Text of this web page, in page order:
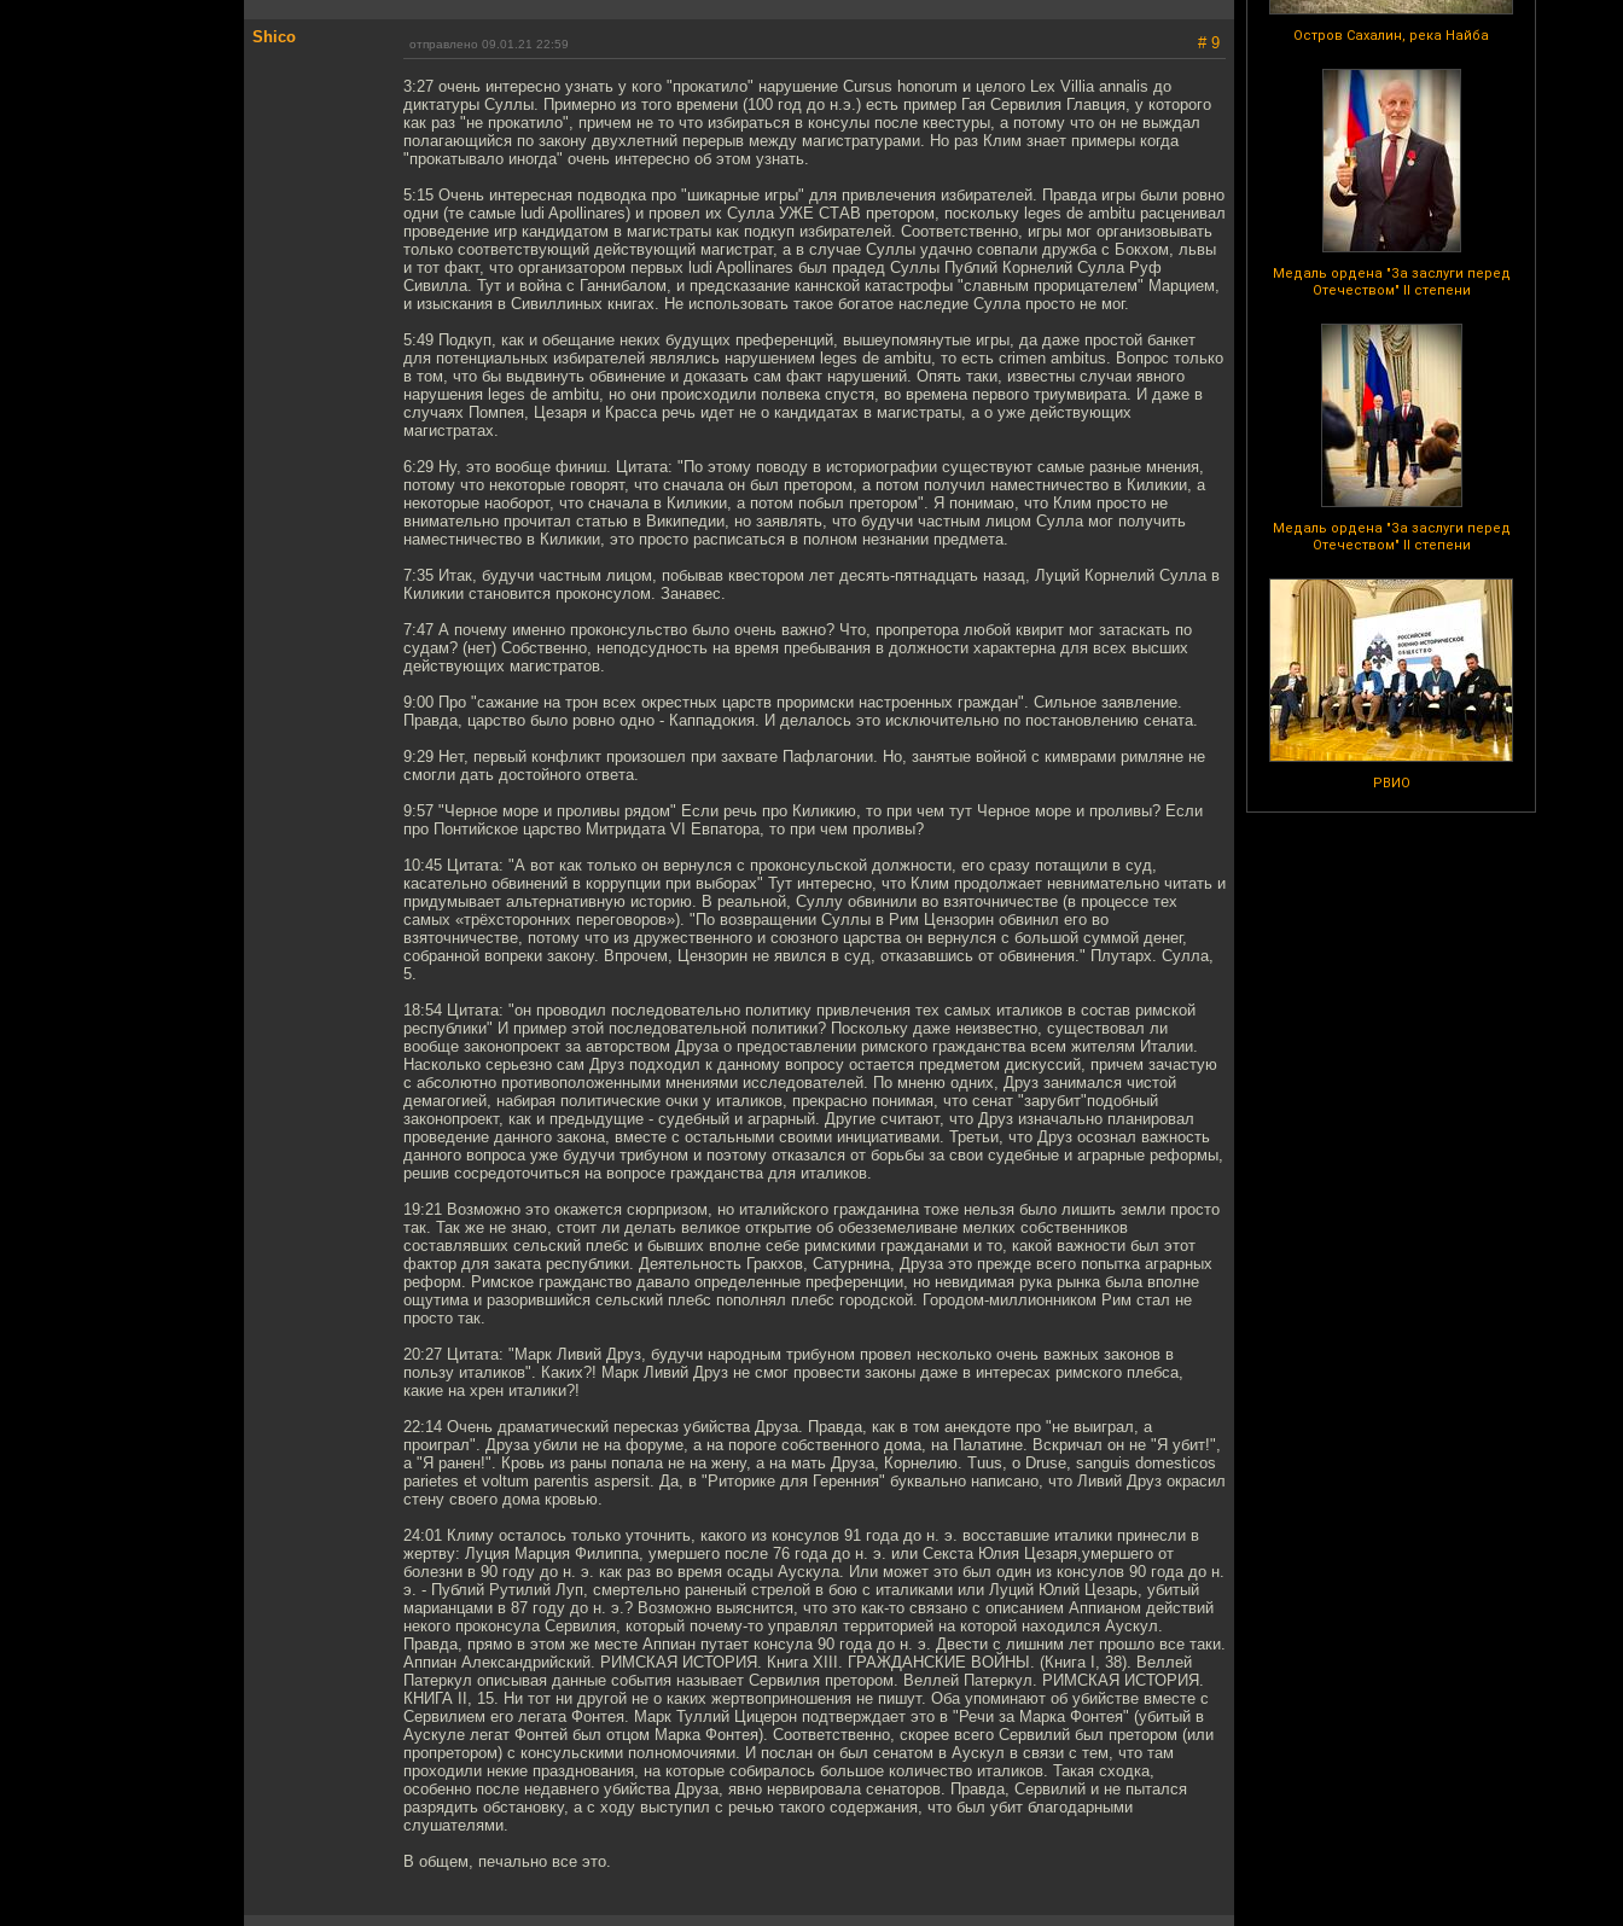
Остров Сахалин, река Найба
Медаль ордена "За заслуги перед
Отечеством" II степени
Медаль ордена "За заслуги перед
Отечеством" II степени
РВИО
Shico отправлено 09.01.21 22:59 # 9
3:27 очень интересно узнать у кого "прокатило" нарушение Cursus honorum и целого Lex Villia annalis до
диктатуры Суллы. Примерно из того времени (100 год до н.э.) есть пример Гая Сервилия Главция, у которого
как раз "не прокатило", причем не то что избираться в консулы после квестуры, а потому что он не выждал
полагающийся по закону двухлетний перерыв между магистратурами. Но раз Клим знает примеры когда
"прокатывало иногда" очень интересно об этом узнать.
5:15 Очень интересная подводка про "шикарные игры" для привлечения избирателей. Правда игры были ровно
одни (те самые ludi Apollinares) и провел их Сулла УЖЕ СТАВ претором, поскольку leges de ambitu расценивал
проведение игр кандидатом в магистраты как подкуп избирателей. Соответственно, игры мог организовывать
только соответствующий действующий магистрат, а в случае Суллы удачно совпали дружба с Бокхом, львы
и тот факт, что организатором первых ludi Apollinares был прадед Суллы Публий Корнелий Сулла Руф
Сивилла. Тут и война с Ганнибалом, и предсказание каннской катастрофы "славным прорицателем" Марцием,
и изыскания в Сивиллиных книгах. Не использовать такое богатое наследие Сулла просто не мог.
5:49 Подкуп, как и обещание неких будущих преференций, вышеупомянутые игры, да даже простой банкет
для потенциальных избирателей являлись нарушением leges de ambitu, то есть сrimen ambitus. Вопрос только
в том, что бы выдвинуть обвинение и доказать сам факт нарушений. Опять таки, известны случаи явного
нарушения leges de ambitu, но они происходили полвека спустя, во времена первого триумвирата. И даже в
случаях Помпея, Цезаря и Красса речь идет не о кандидатах в магистраты, а о уже действующих
магистратах.
6:29 Ну, это вообще финиш. Цитата: "По этому поводу в историографии существуют самые разные мнения,
потому что некоторые говорят, что сначала он был претором, а потом получил наместничество в Киликии, а
некоторые наоборот, что сначала в Киликии, а потом побыл претором". Я понимаю, что Клим просто не
внимательно прочитал статью в Википедии, но заявлять, что будучи частным лицом Сулла мог получить
наместничество в Киликии, это просто расписаться в полном незнании предмета.
7:35 Итак, будучи частным лицом, побывав квестором лет десять-пятнадцать назад, Луций Корнелий Сулла в
Киликии становится проконсулом. Занавес.
7:47 А почему именно проконсульство было очень важно? Что, пропретора любой квирит мог затаскать по
судам? (нет) Собственно, неподсудность на время пребывания в должности характерна для всех высших
действующих магистратов.
9:00 Про "сажание на трон всех окрестных царств проримски настроенных граждан". Сильное заявление.
Правда, царство было ровно одно - Каппадокия. И делалось это исключительно по постановлению сената.
9:29 Нет, первый конфликт произошел при захвате Пафлагонии. Но, занятые войной с кимврами римляне не
смогли дать достойного ответа.
9:57 "Черное море и проливы рядом" Если речь про Киликию, то при чем тут Черное море и проливы? Если
про Понтийское царство Митридата VI Евпатора, то при чем проливы?
10:45 Цитата: "А вот как только он вернулся с проконсульской должности, его сразу потащили в суд,
касательно обвинений в коррупции при выборах" Тут интересно, что Клим продолжает невнимательно читать и
придумывает альтернативную историю. В реальной, Суллу обвинили во взяточничестве (в процессе тех
самых «трёхсторонних переговоров»). "По возвращении Суллы в Рим Цензорин обвинил его во
взяточничестве, потому что из дружественного и союзного царства он вернулся с большой суммой денег,
собранной вопреки закону. Впрочем, Цензорин не явился в суд, отказавшись от обвинения." Плутарх. Сулла,
5.
18:54 Цитата: "он проводил последовательно политику привлечения тех самых италиков в состав римской
республики" И пример этой последовательной политики? Поскольку даже неизвестно, существовал ли
вообще законопроект за авторством Друза о предоставлении римского гражданства всем жителям Италии.
Насколько серьезно сам Друз подходил к данному вопросу остается предметом дискуссий, причем зачастую
с абсолютно противоположенными мнениями исследователей. По мненю одних, Друз занимался чистой
демагогией, набирая политические очки у италиков, прекрасно понимая, что сенат "зарубит"подобный
законопроект, как и предыдущие - судебный и аграрный. Другие считают, что Друз изначально планировал
проведение данного закона, вместе с остальными своими инициативами. Третьи, что Друз осознал важность
данного вопроса уже будучи трибуном и поэтому отказался от борьбы за свои судебные и аграрные реформы,
решив сосредоточиться на вопросе гражданства для италиков.
19:21 Возможно это окажется сюрпризом, но италийского гражданина тоже нельзя было лишить земли просто
так. Так же не знаю, стоит ли делать великое открытие об обезземеливане мелких собственников
составлявших сельский плебс и бывших вполне себе римскими гражданами и то, какой важности был этот
фактор для заката республики. Деятельность Гракхов, Сатурнина, Друза это прежде всего попытка аграрных
реформ. Римское гражданство давало определенные преференции, но невидимая рука рынка была вполне
ощутима и разорившийся сельский плебс пополнял плебс городской. Городом-миллионником Рим стал не
просто так.
20:27 Цитата: "Марк Ливий Друз, будучи народным трибуном провел несколько очень важных законов в
пользу италиков". Каких?! Марк Ливий Друз не смог провести законы даже в интересах римского плебса,
какие на хрен италики?!
22:14 Очень драматический пересказ убийства Друза. Правда, как в том анекдоте про "не выиграл, а
проиграл". Друза убили не на форуме, а на пороге собственного дома, на Палатине. Вскричал он не "Я убит!",
а "Я ранен!". Кровь из раны попала не на жену, а на мать Друза, Корнелию. Tuus, o Druse, sanguis domesticos
parietes et voltum parentis aspersit. Да, в "Риторике для Геренния" буквально написано, что Ливий Друз окрасил
стену своего дома кровью.
24:01 Климу осталось только уточнить, какого из консулов 91 года до н. э. восставшие италики принесли в
жертву: Луция Марция Филиппа, умершего после 76 года до н. э. или Секста Юлия Цезаря,умершего от
болезни в 90 году до н. э. как раз во время осады Аускула. Или может это был один из консулов 90 года до н.
э. - Публий Рутилий Луп, смертельно раненый стрелой в бою с италиками или Луций Юлий Цезарь, убитый
марианцами в 87 году до н. э.? Возможно выяснится, что это как-то связано с описанием Аппианом действий
некого проконсула Сервилия, который почему-то управлял территорией на которой находился Аускул.
Правда, прямо в этом же месте Аппиан путает консула 90 года до н. э. Двести с лишним лет прошло все таки.
Аппиан Александрийский. РИМСКАЯ ИСТОРИЯ. Книга XIII. ГРАЖДАНСКИЕ ВОЙНЫ. (Книга I, 38). Веллей
Патеркул описывая данные события называет Сервилия претором. Веллей Патеркул. РИМСКАЯ ИСТОРИЯ.
КНИГА II, 15. Ни тот ни другой не о каких жертвоприношения не пишут. Оба упоминают об убийстве вместе с
Сервилием его легата Фонтея. Марк Туллий Цицерон подтверждает это в "Речи за Марка Фонтея" (убитый в
Аускуле легат Фонтей был отцом Марка Фонтея). Соответственно, скорее всего Сервилий был претором (или
пропретором) с консульскими полномочиями. И послан он был сенатом в Аускул в связи с тем, что там
проходили некие празднования, на которые собиралось большое количество италиков. Такая сходка,
особенно после недавнего убийства Друза, явно нервировала сенаторов. Правда, Сервилий и не пытался
разрядить обстановку, а с ходу выступил с речью такого содержания, что был убит благодарными
слушателями.
В общем, печально все это.